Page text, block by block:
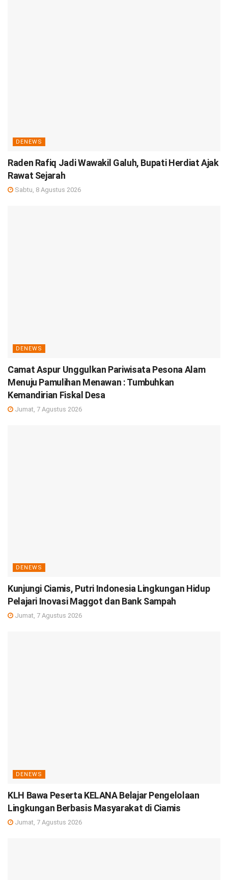
DENEWS
Raden Rafiq Jadi Wawakil Galuh, Bupati Herdiat Ajak
Rawat Sejarah
Sabtu, 8 Agustus 2026
DENEWS
Camat Aspur Unggulkan Pariwisata Pesona Alam
Menuju Pamulihan Menawan : Tumbuhkan
Kemandirian Fiskal Desa
Jumat, 7 Agustus 2026
DENEWS
Kunjungi Ciamis, Putri Indonesia Lingkungan Hidup
Pelajari Inovasi Maggot dan Bank Sampah
Jumat, 7 Agustus 2026
DENEWS
KLH Bawa Peserta KELANA Belajar Pengelolaan
Lingkungan Berbasis Masyarakat di Ciamis
Jumat, 7 Agustus 2026